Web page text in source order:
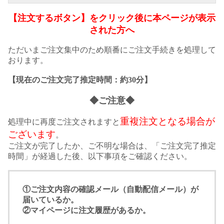
【注文するボタン】をクリック後に本ページが表示
された方へ
ただいまご注文集中のため順番にご注文手続きを処理して
おります。
【現在のご注文完了推定時間：約30分】
◆ご注意◆
処理中に再度ご注文されますと重複注文となる場合が
ございます。
ご注文が完了したか、ご不明な場合は、「ご注文完了推定
時間」が経過した後、以下事項をご確認ください。
①ご注文内容の確認メール（自動配信メール）が
届いているか。
②マイページに注文履歴があるか。